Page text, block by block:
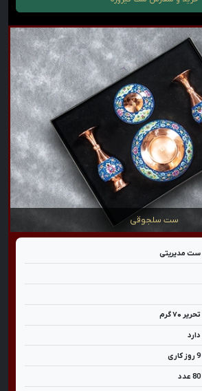
ست سلجوقی
ست مدیریتی
تحریر ۷۰ گرم
دارد
9 روز کاری
80 عدد